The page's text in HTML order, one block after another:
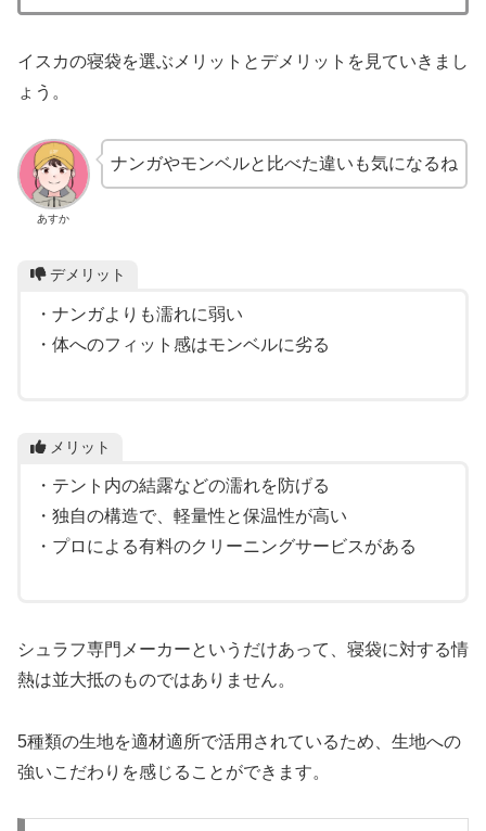
イスカの寝袋を選ぶメリットとデメリットを見ていきまし
ょう。
あすか
ナンガやモンベルと比べた違いも気になるね
デメリット
・ナンガよりも濡れに弱い
・体へのフィット感はモンベルに劣る
メリット
・テント内の結露などの濡れを防げる
・独自の構造で、軽量性と保温性が高い
・プロによる有料のクリーニングサービスがある
シュラフ専門メーカーというだけあって、寝袋に対する情
熱は並大抵のものではありません。
5種類の生地を適材適所で活用されているため、生地への
強いこだわりを感じることができます。